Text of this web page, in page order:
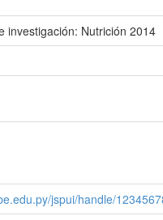
investigación: Nutrición 2014
jspui/handle/